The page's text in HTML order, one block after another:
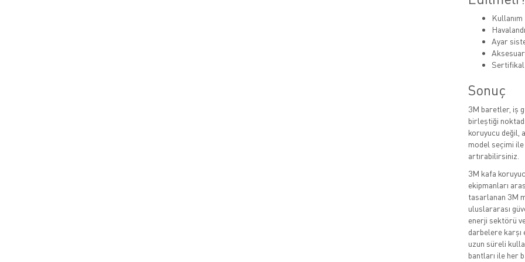
Ayar
Sonuç
3M baretler, iş
birleştiği
koruyucu değil,
model seçimi
artırabilirsiniz.
3M kafa
ekipmanları
tasarlanan 3M
uluslararası
enerji sektörü
darbelere karşı
uzun süreli
bantları ile her